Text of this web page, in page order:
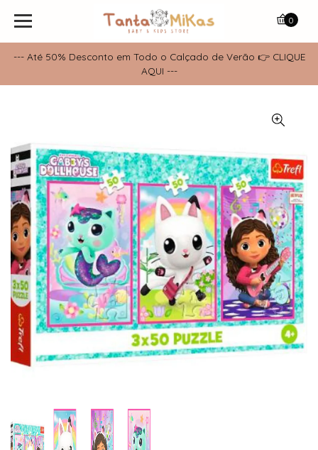
--- Até 50% Desconto em Todo o Calçado de Verão 👉 CLIQUE
AQUI ---
0